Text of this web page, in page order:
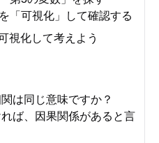
「可視化」して確認する
視化して考えよう
は同じ意味ですか？
ば、因果関係があると言